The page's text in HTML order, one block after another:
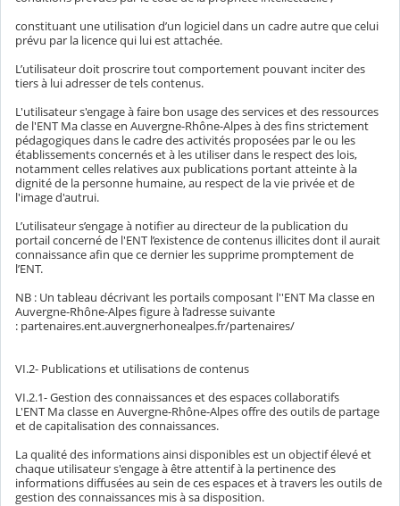
constituant une utilisation d’un logiciel dans un cadre autre que celui
prévu par la licence qui lui est attachée.
L’utilisateur doit proscrire tout comportement pouvant inciter des
tiers à lui adresser de tels contenus.
L'utilisateur s'engage à faire bon usage des services et des ressources
de l'ENT Ma classe en Auvergne-Rhône-Alpes à des fins strictement
pédagogiques dans le cadre des activités proposées par le ou les
établissements concernés et à les utiliser dans le respect des lois,
notamment celles relatives aux publications portant atteinte à la
dignité de la personne humaine, au respect de la vie privée et de
l'image d'autrui.
L’utilisateur s’engage à notifier au directeur de la publication du
portail concerné de l'ENT l’existence de contenus illicites dont il aurait
connaissance afin que ce dernier les supprime promptement de
l’ENT.
NB : Un tableau décrivant les portails composant l''ENT Ma classe en
Auvergne-Rhône-Alpes figure à l’adresse suivante
: partenaires.ent.auvergnerhonealpes.fr/partenaires/
VI.2- Publications et utilisations de contenus
VI.2.1- Gestion des connaissances et des espaces collaboratifs
L'ENT Ma classe en Auvergne-Rhône-Alpes offre des outils de partage
et de capitalisation des connaissances.
La qualité des informations ainsi disponibles est un objectif élevé et
chaque utilisateur s'engage à être attentif à la pertinence des
informations diffusées au sein de ces espaces et à travers les outils de
gestion des connaissances mis à sa disposition.